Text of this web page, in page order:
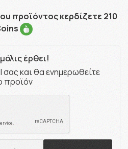
προϊόντος κερδίζετε 210
έρθει!
και θα ενημερωθείτε
προϊόν